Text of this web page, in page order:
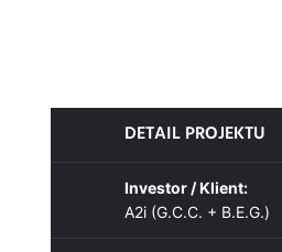
DETAIL PROJEKTU
Investor / Klient:
A2i (G.C.C. + B.E.G.)